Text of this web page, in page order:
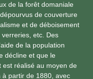
de la forêt domaniale
de couverture
et de déboisement
etc. Des
de la population
décline et que le
réalisé au moyen de
à partir de 1880, avec